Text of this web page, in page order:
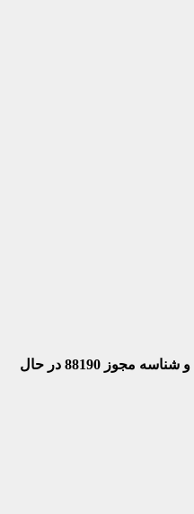
و شناسه مجوز 88190 در حال